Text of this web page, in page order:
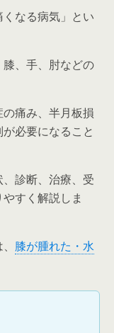
なる病気」とい
、手、肘などの
痛み、半月板損
必要になること
診断、治療、受
すく解説しま
膝が腫れた・水